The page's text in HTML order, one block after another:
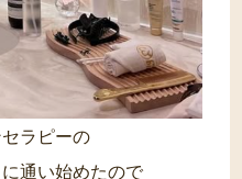
ラピーの
に通い始めたので